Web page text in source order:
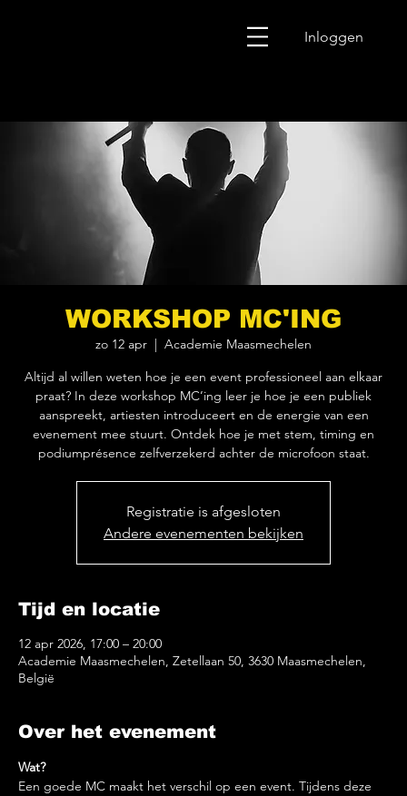
Inloggen
WORKSHOP MC'ING
zo 12 apr
Academie Maasmechelen
Altijd al willen weten hoe je een event professioneel aan elkaar
praat? In deze workshop MC’ing leer je hoe je een publiek
aanspreekt, artiesten introduceert en de energie van een
evenement mee stuurt. Ontdek hoe je met stem, timing en
podiumprésence zelfverzekerd achter de microfoon staat.
Registratie is afgesloten
Andere evenementen bekijken
Tijd en locatie
12 apr 2026, 17:00 – 20:00
Academie Maasmechelen, Zetellaan 50, 3630 Maasmechelen,
België
Over het evenement
Wat?
Een goede MC maakt het verschil op een event. Tijdens deze